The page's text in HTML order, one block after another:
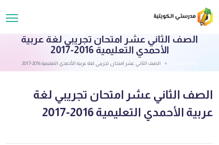
الصف الثاني عشر امتحان تجريبي لغة عربية
الأحمدي التعليمية 2016-2017
الصف الثاني عشر امتحان تجريبي لغة عربية الأحمدي التعليمية 2016-2017
الصف الثاني عشر امتحان تجريبي لغة
عربية الأحمدي التعليمية 2016-2017